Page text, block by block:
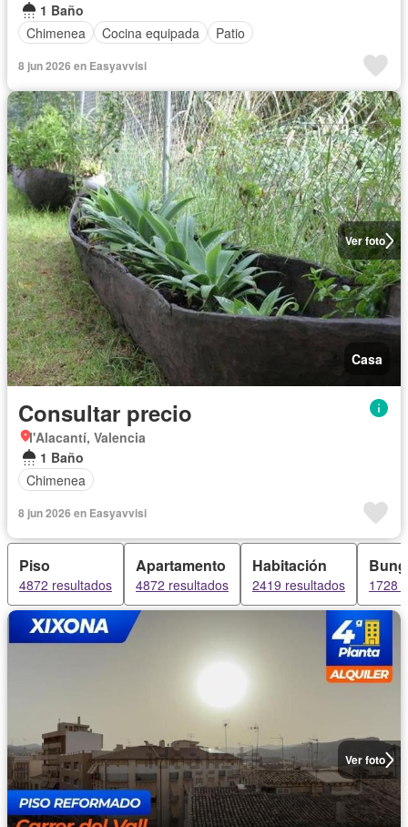
1 Baño
Chimenea
Cocina equipada Patio
8 jun 2026 en Easyavvisi
Ver foto
Casa
Consultar precio
l'Alacantí, Valencia
1 Baño
Chimenea
8 jun 2026 en Easyavvisi
Piso
4872 resultados
Apartamento
4872 resultados
Habitación
2419 resultados 1728
Ver foto